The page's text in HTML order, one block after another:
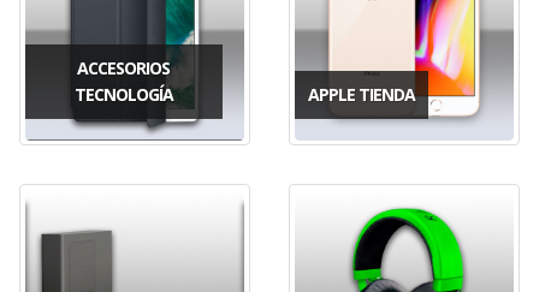
ACCESORIOS
TECNOLOGÍA
APPLE TIENDA